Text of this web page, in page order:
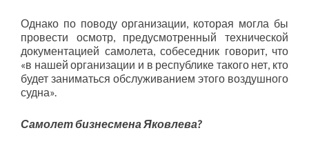
Однако по поводу организации, которая могла бы
провести осмотр, предусмотренный технической
документацией самолета, собеседник говорит, что
«в нашей организации и в республике такого нет, кто
будет заниматься обслуживанием этого воздушного
судна».
Самолет бизнесмена Яковлева?